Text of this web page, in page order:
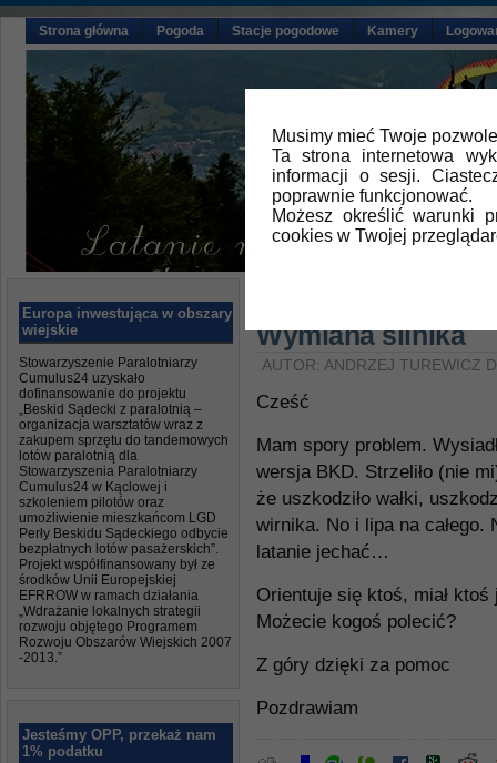
Musimy mieć Twoje
Ta strona internetowa
informacji o sesji.
poprawnie funkcjonować.
Możesz określić warunki
cookies w Twojej
Strona główna Pogoda Stacje pogodowe Kamery
Europa inwestująca w obszary
wiejskie
Stowarzyszenie Paralotniarzy
Cumulus24 uzyskało
dofinansowanie do projektu
„Beskid Sądecki z paralotnią –
organizacja warsztatów wraz z
zakupem sprzętu do tandemowych
lotów paralotnią dla
Stowarzyszenia Paralotniarzy
Cumulus24 w Kąclowej i
szkoleniem pilotów oraz
umożliwienie mieszkańcom LGD
Perły Beskidu Sądeckiego odbycie
bezpłatnych lotów pasażerskich”.
Projekt współfinansowany był ze
środków Unii Europejskiej
EFRROW w ramach działania
„Wdrażanie lokalnych strategii
rozwoju objętego Programem
Rozwoju Obszarów Wiejskich 2007
-2013.”
Jesteśmy OPP, przekaż nam
1% podatku
Wymiana silnika
AUTOR: ANDRZEJ TUREWICZ
Cześć
Mam spory problem.
wersja BKD. Strzeliło (nie
że uszkodziło wałki,
wirnika. No i lipa na całego.
latanie jechać…
Orientuje się ktoś, miał
Możecie kogoś polecić?
Z góry dzięki za pomoc
Pozdrawiam